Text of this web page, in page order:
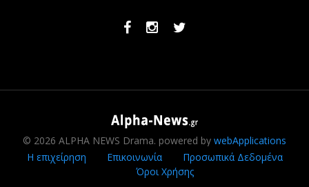
FacebookInstagramTwitter
© 2026 ALPHA NEWS Drama. powered by webApplications
Η επιχείρηση
Επικοινωνία
Προσωπικά Δεδομένα
Όροι Χρήσης